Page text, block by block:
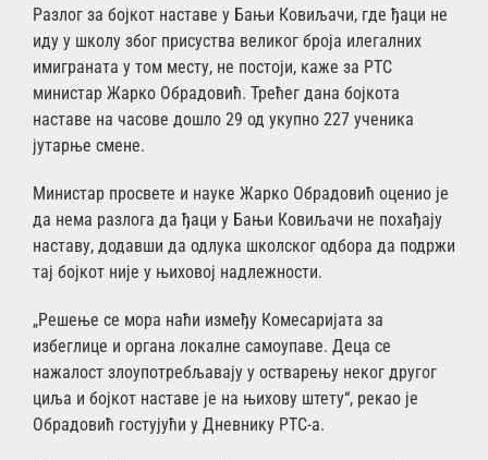
Разлог за бојкот наставе у Бањи Ковиљачи, где ђаци не
иду у школу због присуства великог броја илегалних
имиграната у том месту, не постоји, каже за РТС
министар Жарко Обрадовић. Трећег дана бојкота
наставе на часове дошло 29 од укупно 227 ученика
јутарње смене.
Министар просвете и науке Жарко Обрадовић оценио је
да нема разлога да ђаци у Бањи Ковиљачи не похађају
наставу, додавши да одлука школског одбора да подржи
тај бојкот није у њиховој надлежности.
„Решење се мора наћи између Комесаријата за
избеглице и органа локалне самоупаве. Деца се
нажалост злоупотребљавају у остварењу неког другог
циља и бојкот наставе је на њихову штету“, рекао је
Обрадовић гостујући у Дневнику РТС-а.